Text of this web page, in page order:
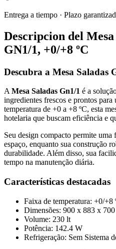
Entrega a tiempo · Plazo
Descripcion del Mesa
GN1/1, +0/+8 ºC
Descubra a Mesa Saladas
AMesa Saladas Gn1/1 é a
ingredientes frescos e prontos
temperatura de +0 a +8 ºC, esta
hotelaria que buscam eficiência e
Seu design compacto permite
espaço, enquanto sua construção
durabilidade. Além disso, sua
tempo na manutenção diária.
Características destacadas
Faixa de temperatura: +0/+8
Dimensões: 900 x 883 x
Volume: 230 lt
Potência: 142.4 W
Refrigeração: Sem Sistema